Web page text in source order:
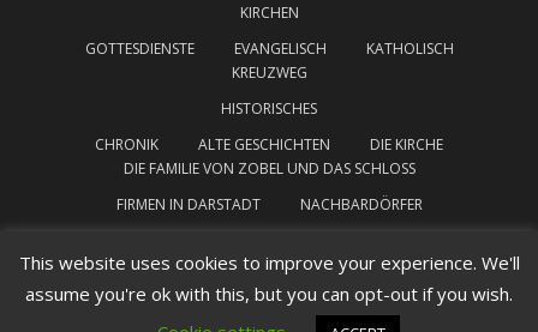
KIRCHEN
GOTTESDIENSTE
EVANGELISCH
KATHOLISCH
KREUZWEG
HISTORISCHES
CHRONIK
ALTE GESCHICHTEN
DIE KIRCHE
DIE FAMILIE VON ZOBEL UND DAS SCHLOSS
FIRMEN IN DARSTADT
NACHBARDÖRFER
INTERESSANTE LINKS
DATENSCHUTZERKLÄRUNG
This website uses cookies to improve your experience. We'll
assume you're ok with this, but you can opt-out if you wish.